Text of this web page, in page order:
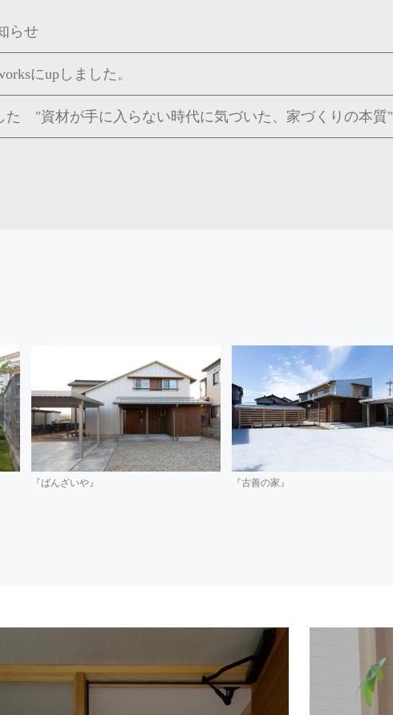
らせ
にupしました。
た "資材が手に入らない時代に気づいた、家づくりの本質"
『ばんざいや』 『古善の家』